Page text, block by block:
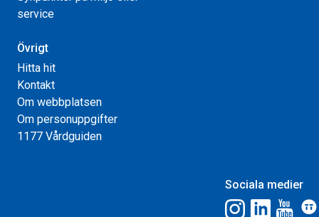
service
Övrigt
Hitta hit
Kontakt
Om webbplatsen
Om personuppgifter
1177 Vårdguiden
Sociala medier